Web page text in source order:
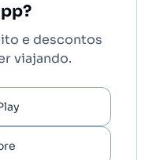
e descontos
viajando.